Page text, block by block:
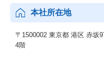
本社所在地
〒1500002 東京都 港区 赤坂
4階